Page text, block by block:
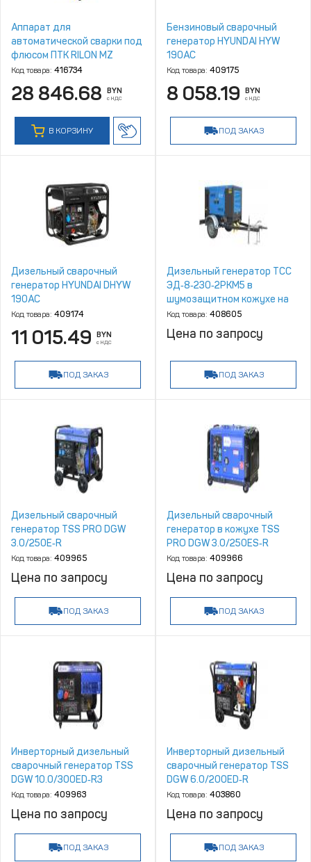
Аппарат для
автоматической сварки под
флюсом ПТК RILON MZ
1250 HD (НАКС)
Код товара: 416734
28 846.68 BYN
с НДС
В КОРЗИНУ
Бензиновый сварочный
генератор HYUNDAI HYW
190AC
Код товара: 409175
8 058.19 BYN
с НДС
ПОД ЗАКАЗ
Дизельный сварочный
генератор HYUNDAI DHYW
190AC
Код товара: 409174
11 015.49 BYN
с НДС
ПОД ЗАКАЗ
Дизельный генератор ТСС
ЭД‑8‑230‑2РКМ5 в
шумозащитном кожухе на
шасси с АВР
Код товара: 408605
Цена по запросу
ПОД ЗАКАЗ
Дизельный сварочный
генератор TSS PRO DGW
3.0/250E‑R
Код товара: 409965
Цена по запросу
ПОД ЗАКАЗ
Дизельный сварочный
генератор в кожухе TSS
PRO DGW 3.0/250ES‑R
Код товара: 409966
Цена по запросу
ПОД ЗАКАЗ
Инверторный дизельный
сварочный генератор TSS
DGW 10.0/300ED‑R3
Код товара: 409963
Цена по запросу
ПОД ЗАКАЗ
Инверторный дизельный
сварочный генератор TSS
DGW 6.0/200ED‑R
Код товара: 403860
Цена по запросу
ПОД ЗАКАЗ